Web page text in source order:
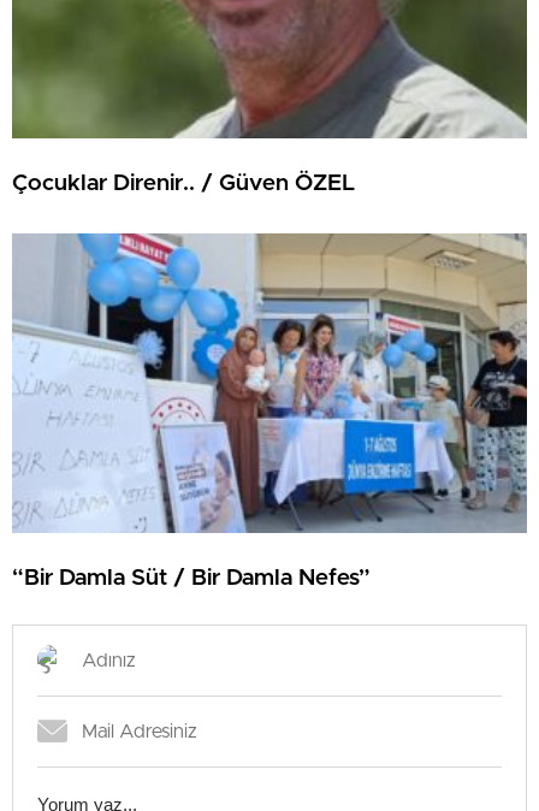
Çocuklar Direnir.. / Güven ÖZEL
“Bir Damla Süt / Bir Damla Nefes”